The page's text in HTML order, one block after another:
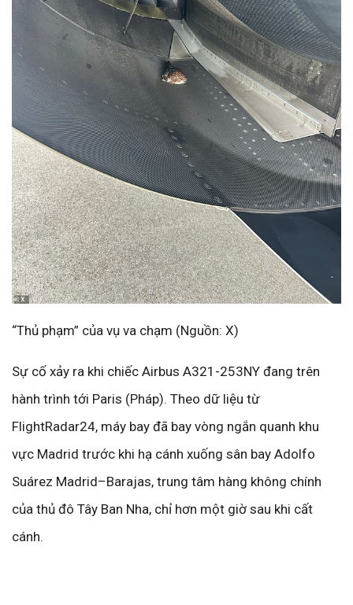
“Thủ phạm” của vụ va chạm (Nguồn: X)
Sự cố xảy ra khi chiếc Airbus A321-253NY đang trên
hành trình tới Paris (Pháp). Theo dữ liệu từ
FlightRadar24, máy bay đã bay vòng ngắn quanh khu
vực Madrid trước khi hạ cánh xuống sân bay Adolfo
Suárez Madrid–Barajas, trung tâm hàng không chính
của thủ đô Tây Ban Nha, chỉ hơn một giờ sau khi cất
cánh.